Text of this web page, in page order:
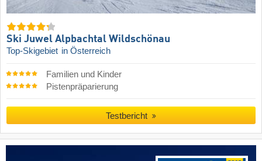
Ski Juwel Alpbachtal Wildschönau
Top-Skigebiet in Österreich
Familien und Kinder
Pistenpräparierung
Testbericht